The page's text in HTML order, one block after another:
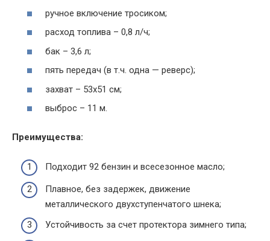
ручное включение тросиком;
расход топлива – 0,8 л/ч;
бак – 3,6 л;
пять передач (в т.ч. одна — реверс);
захват – 53х51 см;
выброс – 11 м.
Преимущества:
Подходит 92 бензин и всесезонное масло;
Плавное, без задержек, движение
металлического двухступенчатого шнека;
Устойчивость за счет протектора зимнего типа;